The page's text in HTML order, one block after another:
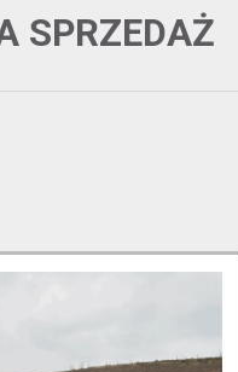
SPRZEDAŻ